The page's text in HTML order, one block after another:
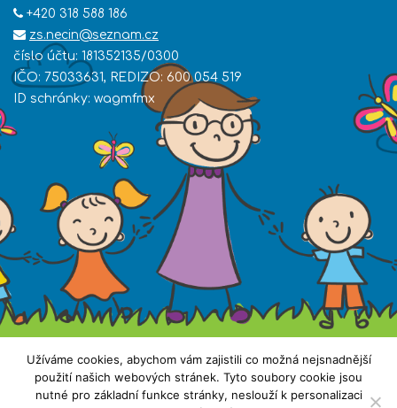
+420 318 588 186
zs.necin@seznam.cz
číslo účtu: 181352135/0300
IČO: 75033631, REDIZO: 600 054 519
ID schránky: wagmfmx
Užíváme cookies, abychom vám zajistili co možná nejsnadnější
použití našich webových stránek. Tyto soubory cookie jsou
nutné pro základní funkce stránky, neslouží k personalizaci